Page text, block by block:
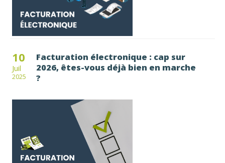
10
Juil
2025
Facturation électronique : cap sur
2026, êtes-vous déjà bien en marche
?